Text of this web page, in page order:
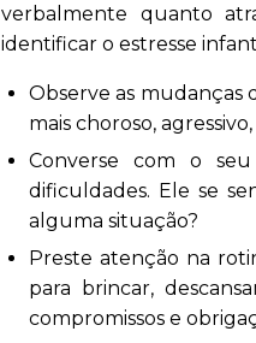
verbalmente quanto
identificar o estresse
Observe as mudanças
mais choroso,
Converse com o
dificuldades. Ele se
alguma situação?
Preste atenção na
para brincar,
compromissos e